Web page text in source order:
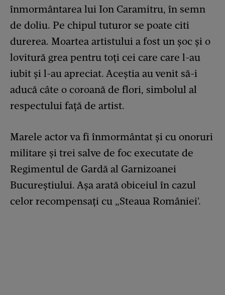
înmormântarea lui Ion Caramitru, în semn
de doliu. Pe chipul tuturor se poate citi
durerea. Moartea artistului a fost un șoc și o
lovitură grea pentru toți cei care care l-au
iubit și l-au apreciat. Aceștia au venit să-i
aducă câte o coroană de flori, simbolul al
respectului față de artist.
Marele actor va fi înmormântat şi cu onoruri
militare şi trei salve de foc executate de
Regimentul de Gardă al Garnizoanei
Bucureştiului. Așa arată obiceiul în cazul
celor recompensaţi cu „Steaua României'.